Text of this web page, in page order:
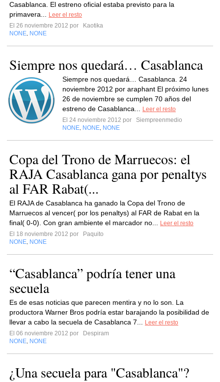
Casablanca. El estreno oficial estaba previsto para la
primavera...
Leer el resto
El 26 noviembre 2012 por
Kaotika
NONE NONE
Siempre nos quedará… Casablanca
Siempre nos quedará… Casablanca. 24
noviembre 2012 por araphant El próximo lunes
26 de noviembre se cumplen 70 años del
estreno de Casablanca...
Leer el resto
El 24 noviembre 2012 por
Siempreenmedio
NONE NONE NONE
Copa del Trono de Marruecos: el
RAJA Casablanca gana por penaltys
al FAR Rabat(...
El RAJA de Casablanca ha ganado la Copa del Trono de
Marruecos al vencer( por los penaltys) al FAR de Rabat en la
final( 0-0). Con gran ambiente el marcador no...
Leer el resto
El 18 noviembre 2012 por
Paquito
NONE NONE
“Casablanca” podría tener una
secuela
Es de esas noticias que parecen mentira y no lo son. La
productora Warner Bros podría estar barajando la posibilidad de
llevar a cabo la secuela de Casablanca 7...
Leer el resto
El 06 noviembre 2012 por
Despiram
NONE NONE
¿Una secuela para "Casablanca"?